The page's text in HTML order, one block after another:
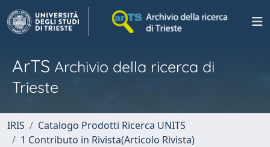
ArTS Archivio della ricerca di
Trieste
IRIS
Catalogo Prodotti Ricerca UNITS
1 Contributo in Rivista(Articolo Rivista)